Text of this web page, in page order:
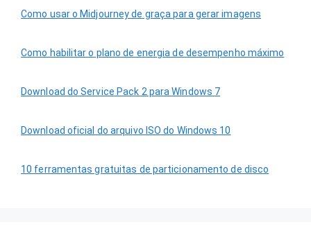
Como usar o Midjourney de graça para gerar imagens
Como habilitar o plano de energia de desempenho máximo
Download do Service Pack 2 para Windows 7
Download oficial do arquivo ISO do Windows 10
10 ferramentas gratuitas de particionamento de disco